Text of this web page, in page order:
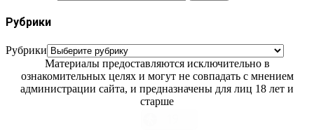
Рубрики
Рубрики
Материалы предоставляются исключительно в
ознакомительных целях и могут не совпадать с мнением
администрации сайта, и предназначены для лиц 18 лет и
старше